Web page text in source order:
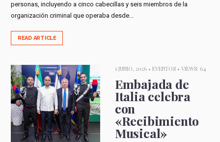
personas, incluyendo a cinco cabecillas y seis miembros de la
organización criminal que operaba desde...
READ ARTICLE
1 JUNIO, 2026 • EVENTOS• VIEWS: 64
Embajada de
Italia celebra
con
«Recibimiento
Musical»